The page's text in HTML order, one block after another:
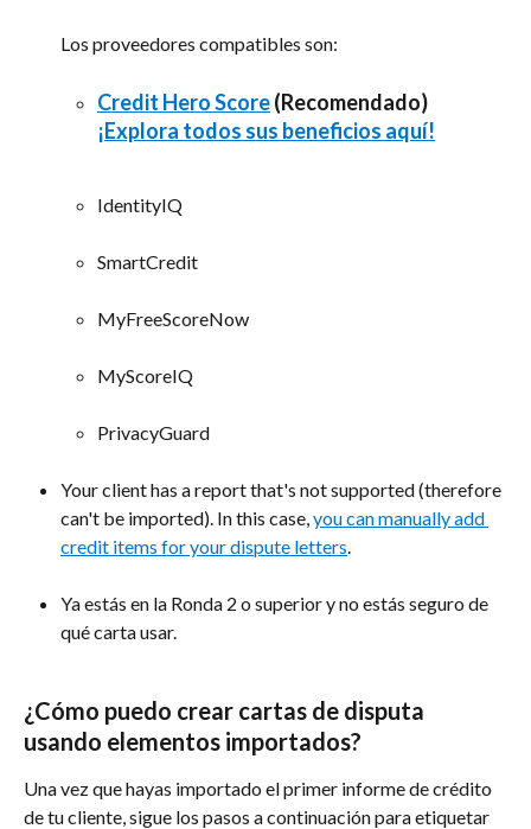
Los proveedores compatibles son:
Credit Hero Score (Recomendado)
¡Explora todos sus beneficios aquí!
IdentityIQ
SmartCredit​
MyFreeScoreNow
MyScoreIQ
PrivacyGuard
Your client has a report that's not supported (therefore
can't be imported). In this case, you can manually add
credit items for your dispute letters.
Ya estás en la Ronda 2 o superior y no estás seguro de
qué carta usar.
¿Cómo puedo crear cartas de disputa
usando elementos importados?
Una vez que hayas importado el primer informe de crédito
de tu cliente, sigue los pasos a continuación para etiquetar